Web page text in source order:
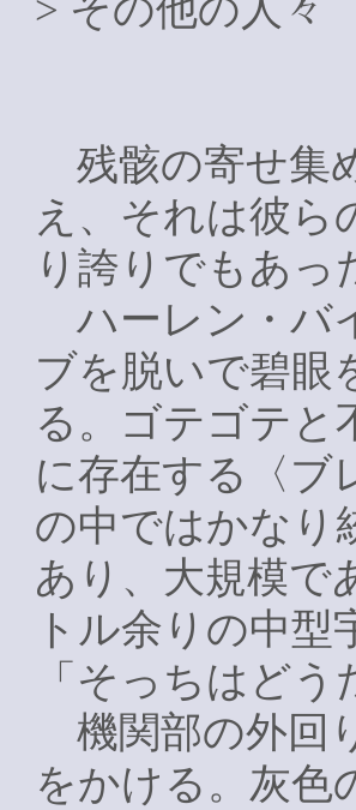
> その他の人々
残骸の寄せ集
え、それは彼ら
り誇りでもあっ
ハーレン・バ
ブを脱いで碧眼
る。ゴテゴテと
に存在する〈
の中ではかなり
あり、大規模で
トル余りの中型
「そっちはど
機関部の外回
をかける。灰色